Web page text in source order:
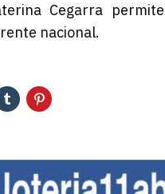
Cegarra permite
nacional.